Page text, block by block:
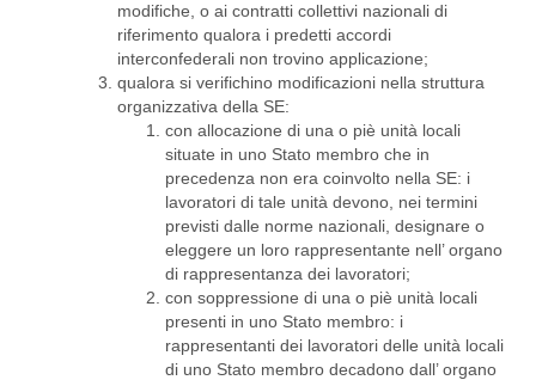
modifiche, o ai contratti collettivi nazionali di
riferimento qualora i predetti accordi
interconfederali non trovino applicazione;
qualora si verifichino modificazioni nella struttura
organizzativa della SE:
con allocazione di una o piè unità locali
situate in uno Stato membro che in
precedenza non era coinvolto nella SE: i
lavoratori di tale unità devono, nei termini
previsti dalle norme nazionali, designare o
eleggere un loro rappresentante nell’ organo
di rappresentanza dei lavoratori;
con soppressione di una o piè unità locali
presenti in uno Stato membro: i
rappresentanti dei lavoratori delle unità locali
di uno Stato membro decadono dall’ organo